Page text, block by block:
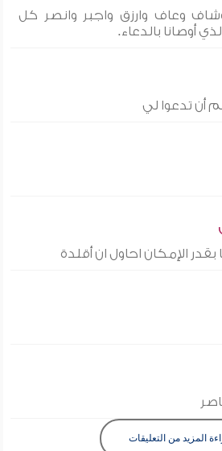
وعاف وارزق واجبر وانصر كل
أوصانا بالدعاء.
أن تدعوا لي
الإمكان احاول ان أقلدة
المزيد من التعليقات